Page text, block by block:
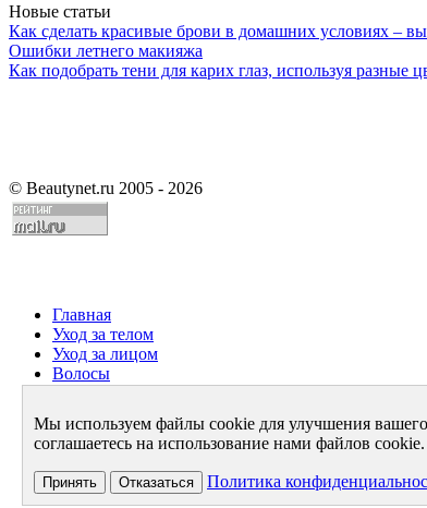
Новые статьи
Как сделать красивые брови в домашних условиях –
Ошибки летнего макияжа
Как подобрать тени для карих глаз, используя разные
© Beautynet.ru 2005 - 2026
Главная
Уход за телом
Уход за лицом
Волосы
Диета
Стиль и имидж
Архив
Мы используем файлы cookie для улучшения
соглашаетесь на использование нами файлов cookie.
Принять Отказаться Политика